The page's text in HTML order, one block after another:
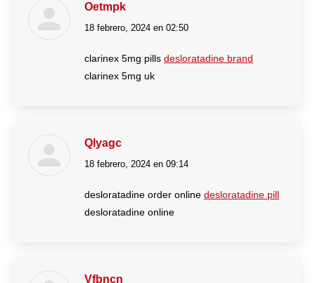
Oetmpk
dice:
18 febrero, 2024 en 02:50
clarinex 5mg pills desloratadine brand
clarinex 5mg uk
Qlyagc
dice:
18 febrero, 2024 en 09:14
desloratadine order online desloratadine pill
desloratadine online
Vfbncn